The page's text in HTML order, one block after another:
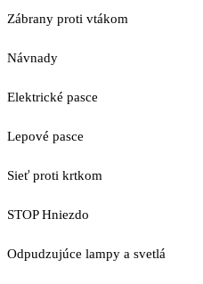
Zábrany proti vtákom
Návnady
Elektrické pasce
Lepové pasce
Sieť proti krtkom
STOP Hniezdo
Odpudzujúce lampy a svetlá